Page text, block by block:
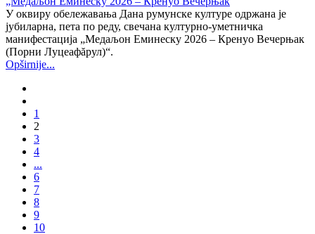
У оквиру обележавања Дана румунске културе одржана је
јубиларна, пета по реду, свечана културно-уметничка
манифестација „Медаљон Еминеску 2026 – Кренуо Вечерњак
(Порни Луцеафăрул)“.
Opširnije...
1
2
3
4
...
6
7
8
9
10